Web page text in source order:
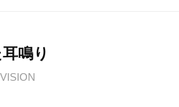
鳴り